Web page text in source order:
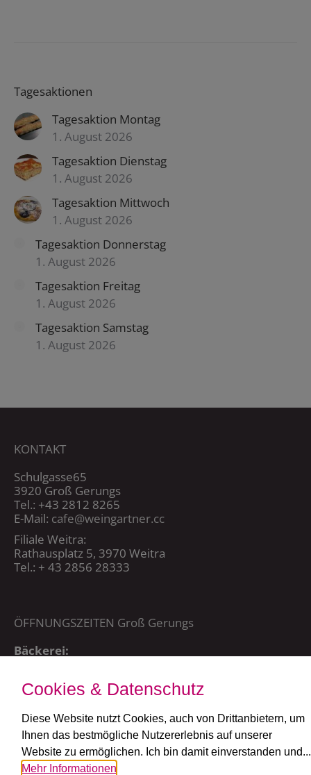
Tagesaktionen
Tagesaktion Montag
1. August 2026
Tagesaktion Dienstag
1. August 2026
Tagesaktion Mittwoch
1. August 2026
Tagesaktion Donnerstag
1. August 2026
Tagesaktion Freitag
1. August 2026
Tagesaktion Samstag
1. August 2026
KONTAKT
Schulgasse65
3920 Groß Gerungs
Tel.: +43 2812 8265
E-Mail: cafe@weingartner.cc
Filiale Weitra:
Rathausplatz 5, 3970 Weitra
Tel.: + 43 2856 28333
ÖFFNUNGSZEITEN Groß Gerungs
Bäckerei:
Café:
täglich ab 7:30 Uhr
ÖFFNUNGSZEITEN Weitra
Cookies & Datenschutz
Diese Website nutzt Cookies, auch von Drittanbietern, um
Ihnen das bestmögliche Nutzererlebnis auf unserer
Website zu ermöglichen. Ich bin damit einverstanden und...
Mehr Informationen